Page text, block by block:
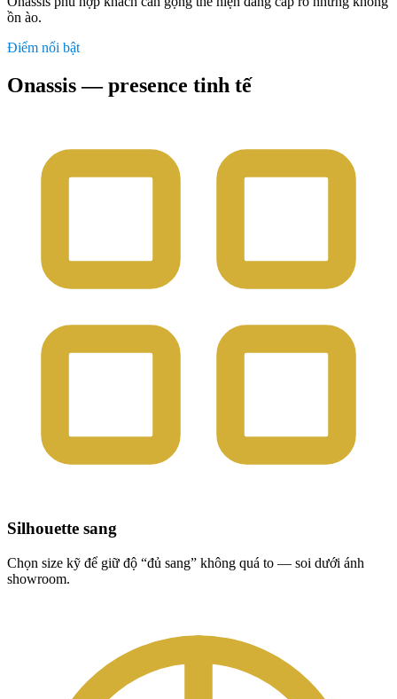
ồn ào.
Điểm nổi bật
Onassis — presence tinh tế
Silhouette sang
Chọn size kỹ để giữ độ “đủ sang” không quá to — soi dưới ánh
showroom.